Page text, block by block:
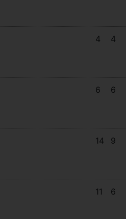
4 4
6 6
14 9
11 6